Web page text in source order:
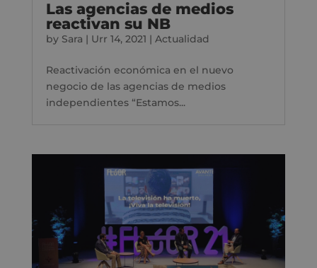
Las agencias de medios
reactivan su NB
by Sara | Urr 14, 2021 | Actualidad
Reactivación económica en el nuevo
negocio de las agencias de medios
independientes “Estamos...